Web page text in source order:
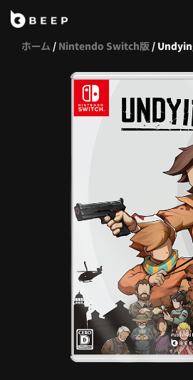
ホーム / Nintendo Switch版 /